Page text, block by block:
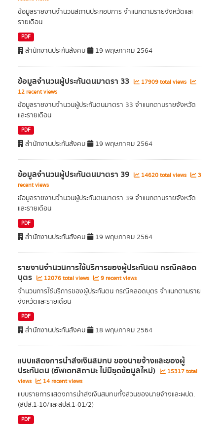
ข้อมูลรายงานจำนวนสถานประกอบการ จำแนกตามรายจังหวัดและ
รายเดือน
PDF
สำนักงานประกันสังคม 19 พฤษภาคม 2564
ข้อมูลจำนวนผู้ประกันตนมาตรา 33
17909 total views
12 recent views
ข้อมูลรายงานจำนวนผู้ประกันตนมาตรา 33 จำแนกตามรายจังหวัด
และรายเดือน
PDF
สำนักงานประกันสังคม 19 พฤษภาคม 2564
ข้อมูลจำนวนผู้ประกันตนมาตรา 39 14620 total views
3
recent views
ข้อมูลรายงานจำนวนผู้ประกันตนมาตรา 39 จำแนกตามรายจังหวัด
และรายเดือน
PDF
สำนักงานประกันสังคม 19 พฤษภาคม 2564
รายงานจำนวนการใช้บริการของผู้ประกันตน กรณีคลอด
บุตร 12076 total views 9 recent views
จำนวนการใช้บริการของผู้ประกันตน กรณีคลอดบุตร จำแนกตามราย
จังหวัดและรายเดือน
PDF
สำนักงานประกันสังคม 18 พฤษภาคม 2564
แบบแสดงการนำส่งเงินสมทบ ของนายจ้างและของผู้
ประกันตน (อัพเดทสถานะ ไม่มีชุดข้อมูลใหม่)
15317 total
views
14 recent views
แบบรายการแสดงการนำส่งเงินสมทบทั้งส่วนของนายจ้างและผปต.
(สปส.1-10/และสปส.1-01/2)
PDF